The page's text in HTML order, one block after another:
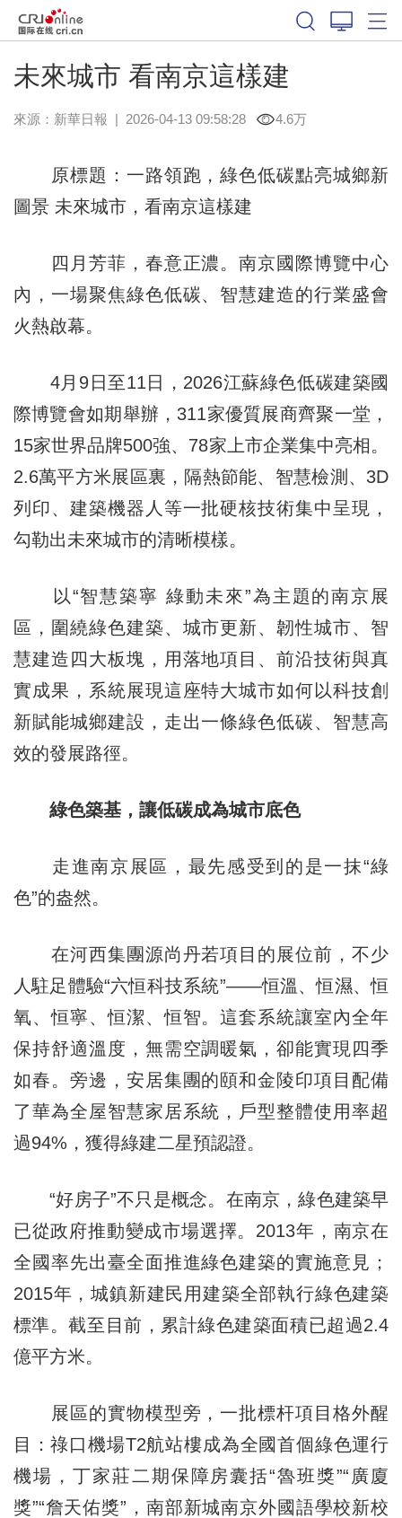
未來城市 看南京這樣建
來源： 新華日報 | 2026-04-13 09:58:28 4.6万
原標題：一路領跑，綠色低碳點亮城鄉新
圖景 未來城市，看南京這樣建
四月芳菲，春意正濃。南京國際博覽中心
內，一場聚焦綠色低碳、智慧建造的行業盛會
火熱啟幕。
4月9日至11日，2026江蘇綠色低碳建築國
際博覽會如期舉辦，311家優質展商齊聚一堂，
15家世界品牌500強、78家上市企業集中亮相。
2.6萬平方米展區裏，隔熱節能、智慧檢測、3D
列印、建築機器人等一批硬核技術集中呈現，
勾勒出未來城市的清晰模樣。
以“智慧築寧 綠動未來”為主題的南京展
區，圍繞綠色建築、城市更新、韌性城市、智
慧建造四大板塊，用落地項目、前沿技術與真
實成果，系統展現這座特大城市如何以科技創
新賦能城鄉建設，走出一條綠色低碳、智慧高
效的發展路徑。
綠色築基，讓低碳成為城市底色
走進南京展區，最先感受到的是一抹“綠
色”的盎然。
在河西集團源尚丹若項目的展位前，不少
人駐足體驗“六恒科技系統”——恒溫、恒濕、恒
氧、恒寧、恒潔、恒智。這套系統讓室內全年
保持舒適溫度，無需空調暖氣，卻能實現四季
如春。旁邊，安居集團的頤和金陵印項目配備
了華為全屋智慧家居系統，戶型整體使用率超
過94%，獲得綠建二星預認證。
“好房子”不只是概念。在南京，綠色建築早
已從政府推動變成市場選擇。2013年，南京在
全國率先出臺全面推進綠色建築的實施意見；
2015年，城鎮新建民用建築全部執行綠色建築
標準。截至目前，累計綠色建築面積已超過2.4
億平方米。
展區的實物模型旁，一批標杆項目格外醒
目：祿口機場T2航站樓成為全國首個綠色運行
機場，丁家莊二期保障房囊括“魯班獎”“廣廈
獎”“詹天佑獎”，南部新城南京外國語學校新校